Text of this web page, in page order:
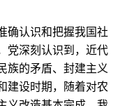
认识和把握我国社
党深刻认识到，近代
族的矛盾、封建主义
建设时期，随着对农